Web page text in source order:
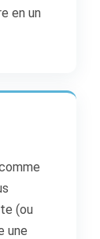
en un
(ou
une